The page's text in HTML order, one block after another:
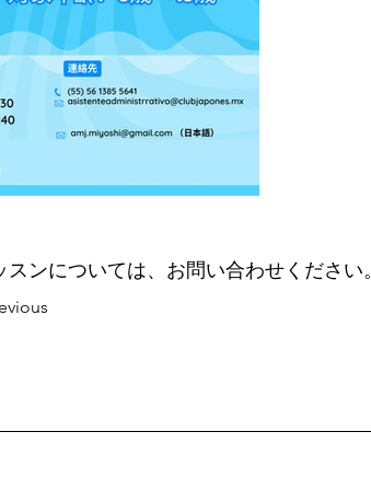
ンについては、お問い合わせください。